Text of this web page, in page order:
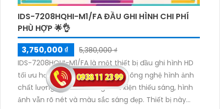
IDS-7208HQHI-M1/FA ĐẦU GHI HÌNH CHI PHÍ
PHÙ HỢP 🌟👌
3,750,000 ₫
5,380,000 ₫
IDS-7208HQHI-M1/FA là một thiết bị đầu ghi hình HD
tối ưu hơn Turbo ACUSENSE. Với công nghệ hình ảnh
chất lượng, khi xem trong điều kiện thiếu sáng, hình
ảnh vẫn rõ nét và màu sắc sáng đẹp. Thiết bị này